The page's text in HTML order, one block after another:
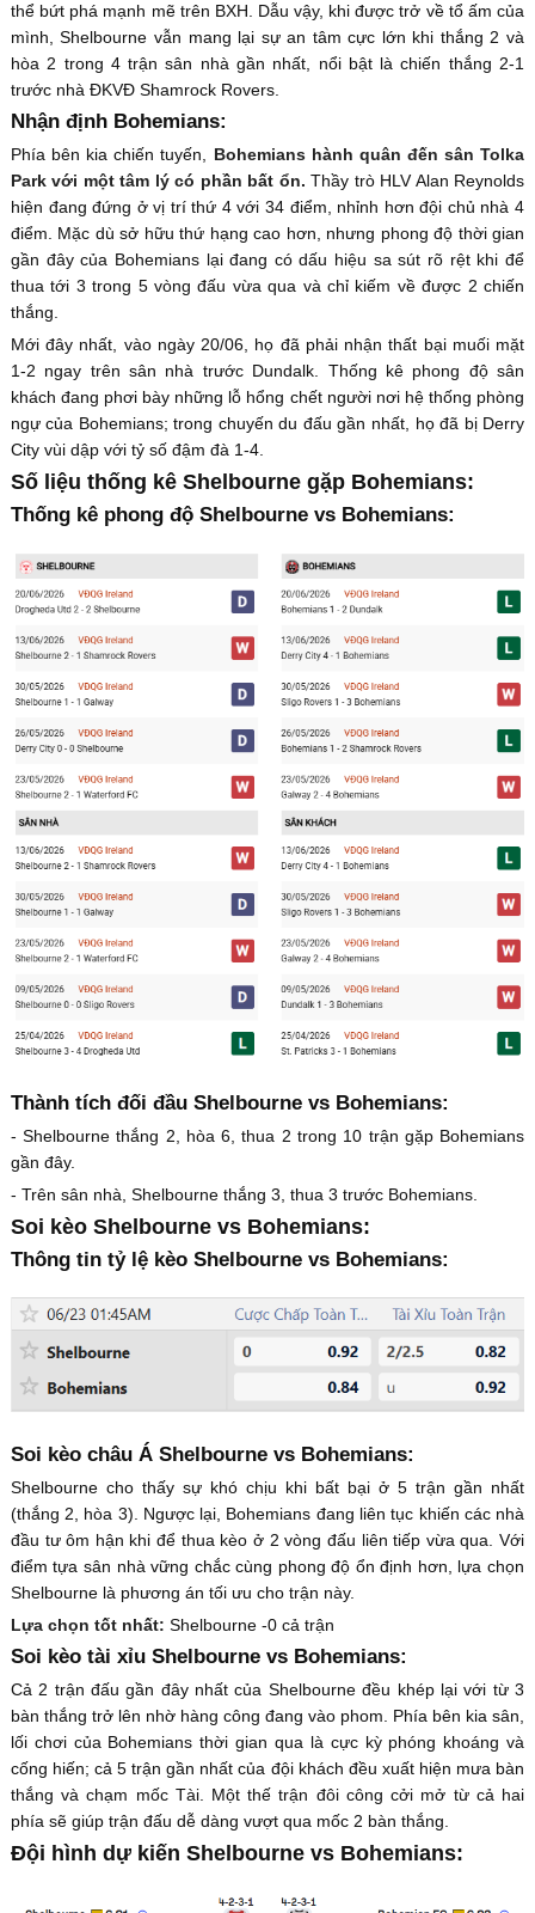
thể bứt phá mạnh mẽ trên BXH. Dẫu vậy, khi được trở về tổ ấm của
mình, Shelbourne vẫn mang lại sự an tâm cực lớn khi thắng 2 và
hòa 2 trong 4 trận sân nhà gần nhất, nổi bật là chiến thắng 2-1
trước nhà ĐKVĐ Shamrock Rovers.
Nhận định Bohemians:
Phía bên kia chiến tuyến, Bohemians hành quân đến sân Tolka
Park với một tâm lý có phần bất ổn.Thầy trò HLV Alan Reynolds
hiện đang đứng ở vị trí thứ 4 với 34 điểm, nhỉnh hơn đội chủ nhà 4
điểm. Mặc dù sở hữu thứ hạng cao hơn, nhưng phong độ thời gian
gần đây của Bohemians lại đang có dấu hiệu sa sút rõ rệt khi để
thua tới 3 trong 5 vòng đấu vừa qua và chỉ kiếm về được 2 chiến
thắng.
Mới đây nhất, vào ngày 20/06, họ đã phải nhận thất bại muối mặt
1-2 ngay trên sân nhà trước Dundalk. Thống kê phong độ sân
khách đang phơi bày những lỗ hổng chết người nơi hệ thống phòng
ngự của Bohemians; trong chuyến du đấu gần nhất, họ đã bị Derry
City vùi dập với tỷ số đậm đà 1-4.
Số liệu thống kê Shelbourne gặp Bohemians:
Thống kê phong độ Shelbourne vs Bohemians:
Thành tích đối đầu Shelbourne vs Bohemians:
- Shelbourne thắng 2, hòa 6, thua 2 trong 10 trận gặp Bohemians
gần đây.
- Trên sân nhà, Shelbourne thắng 3, thua 3 trước Bohemians.
Soi kèo Shelbourne vs Bohemians:
Thông tin tỷ lệ kèo Shelbourne vs Bohemians:
Soi kèo châu Á Shelbourne vs Bohemians:
Shelbourne cho thấy sự khó chịu khi bất bại ở 5 trận gần nhất
(thắng 2, hòa 3). Ngược lại, Bohemians đang liên tục khiến các nhà
đầu tư ôm hận khi để thua kèo ở 2 vòng đấu liên tiếp vừa qua. Với
điểm tựa sân nhà vững chắc cùng phong độ ổn định hơn, lựa chọn
Shelbourne là phương án tối ưu cho trận này.
Lựa chọn tốt nhất: Shelbourne -0 cả trận
Soi kèo tài xỉu Shelbourne vs Bohemians:
Cả 2 trận đấu gần đây nhất của Shelbourne đều khép lại với từ 3
bàn thắng trở lên nhờ hàng công đang vào phom. Phía bên kia sân,
lối chơi của Bohemians thời gian qua là cực kỳ phóng khoáng và
cống hiến; cả 5 trận gần nhất của đội khách đều xuất hiện mưa bàn
thắng và chạm mốc Tài. Một thế trận đôi công cởi mở từ cả hai
phía sẽ giúp trận đấu dễ dàng vượt qua mốc 2 bàn thắng.
Đội hình dự kiến Shelbourne vs Bohemians: